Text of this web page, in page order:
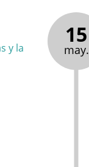
15
may.